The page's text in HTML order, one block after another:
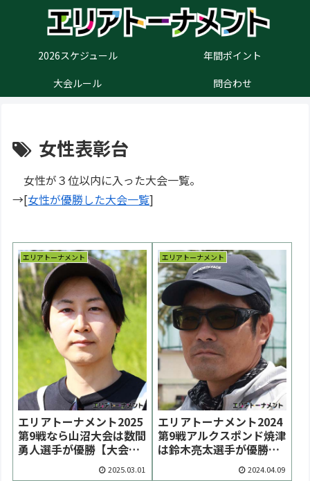
2026スケジュール
年間ポイント
大会ルール
問合わせ
女性表彰台
女性が３位以内に入った大会一覧。
→[女性が優勝した大会一覧]
エリアトーナメント
エリアトーナメント2025
第9戦なら山沼大会は数間
勇人選手が優勝【大会結
2025.03.01
エリアトーナメント
エリアトーナメント2024
第9戦アルクスポンド焼津
は鈴木亮太選手が優勝
2024.04.09